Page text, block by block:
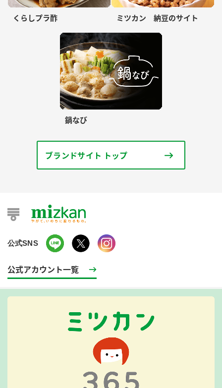
くらしプラ酢 ミツカン 納豆のサイト
鍋なび
ブランドサイト トップ
公式SNS
公式アカウント一覧